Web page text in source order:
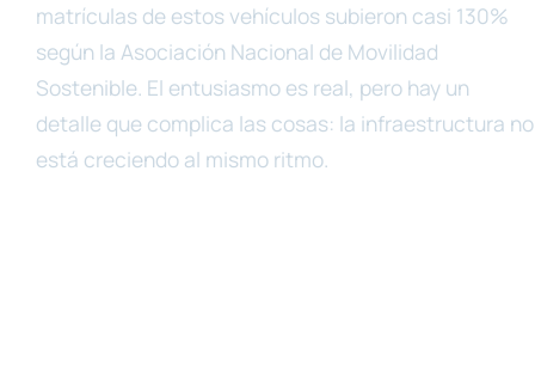
matrículas de estos vehículos subieron casi 130%
según la Asociación Nacional de Movilidad
Sostenible. El entusiasmo es real, pero hay un
detalle que complica las cosas: la infraestructura no
está creciendo al mismo ritmo.